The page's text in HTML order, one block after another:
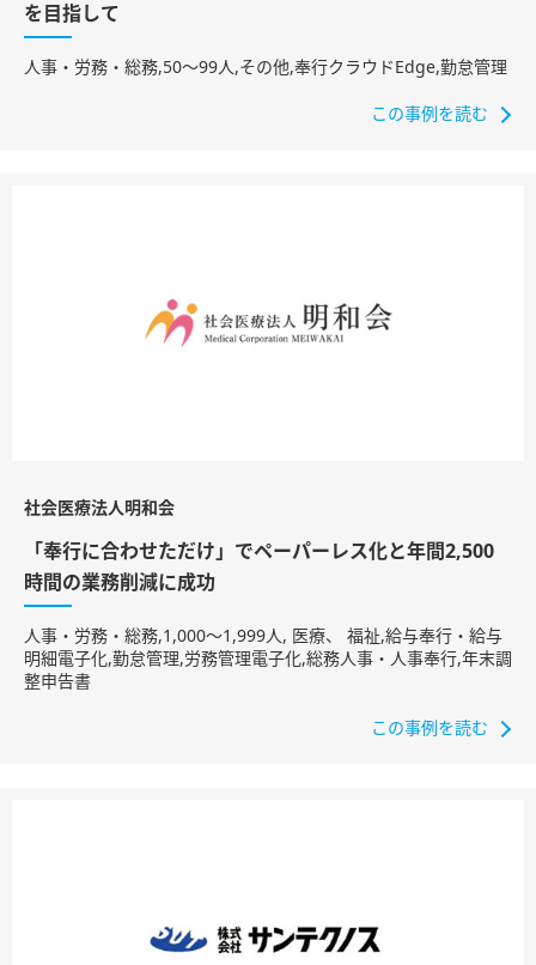
を目指して
人事・労務・総務​,50〜99人,その他,奉行クラウドEdge,勤怠管理
この事例を読む
社会医療法人明和会
「奉行に合わせただけ」でペーパーレス化と年間2,500
時間の業務削減に成功
人事・労務・総務,1,000〜1,999人, 医療
福祉,給与奉行・給与
明細電子化,勤怠管理,労務管理電子化,総務人事・人事奉行,年末調
整申告書
この事例を読む